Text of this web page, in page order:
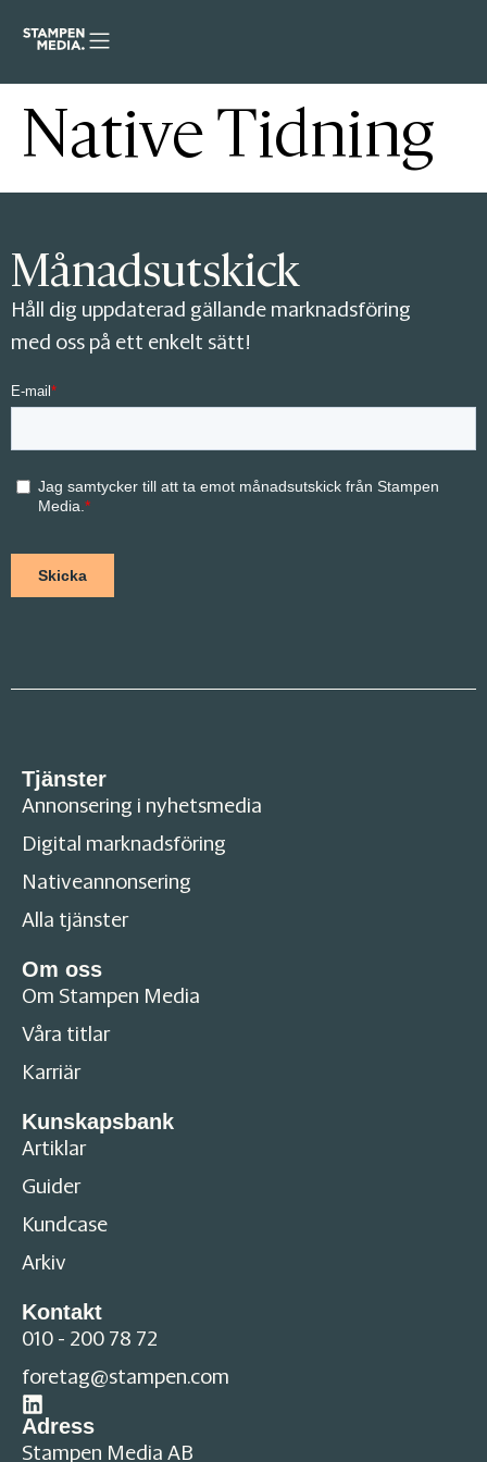
Native Tidning
Månadsutskick
Håll dig uppdaterad gällande marknadsföring
med oss på ett enkelt sätt!
Tjänster
Annonsering i nyhetsmedia
Digital marknadsföring
Nativeannonsering
Alla tjänster
Om oss
Om Stampen Media
Våra titlar
Karriär
Kunskapsbank
Artiklar
Guider
Kundcase
Arkiv
Kontakt
010 - 200 78 72
foretag@stampen.com
Adress
Stampen Media AB